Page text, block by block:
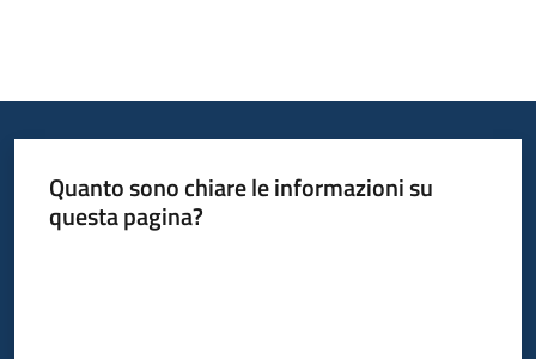
Quanto sono chiare le informazioni su
questa pagina?